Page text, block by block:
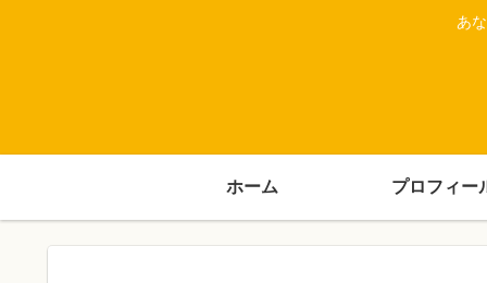
あ
ホーム プロフィー